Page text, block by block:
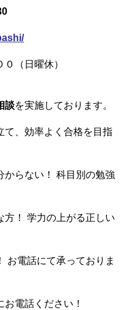
（日曜休）
談を実施しております。
て、効率よく合格を目指
からない！ 科目別の勉強
方！ 学力の上がる正しい
お電話にて承っておりま
電話ください！